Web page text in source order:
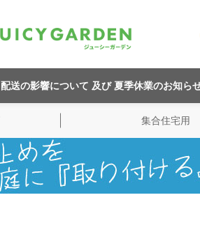
送の影響について 及び 夏季休業のお知ら
集合住宅用